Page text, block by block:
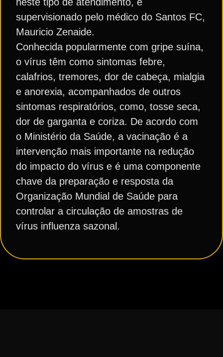
supervisionado pelo médico do Santos FC,
Mauricio Zenaide.
Conhecida popularmente com gripe suína,
o vírus têm como sintomas febre,
calafrios, tremores, dor de cabeça, mialgia
e anorexia, acompanhados de outros
sintomas respiratórios, como, tosse seca,
dor de garganta e coriza. De acordo com
o Ministério da Saúde, a vacinação é a
intervenção mais importante na redução
do impacto do vírus e é uma componente
chave da preparação e resposta da
Organização Mundial de Saúde para
controlar a circulação de amostras de
vírus influenza sazonal.